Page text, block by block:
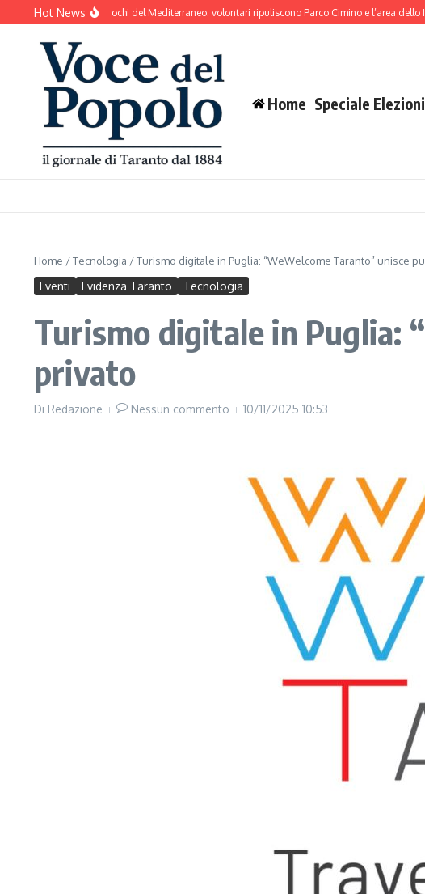
Salta al contenuto
Hot News
si prepara ai Giochi del Mediterraneo: volontari ripuliscono Parco Cimino e l’area dello
Home Speciale
Home /Tecnologia /Turismo digitale in Puglia: “WeWelcome Taranto” unisce
Eventi Evidenza Taranto Tecnologia
Turismo digitale in Puglia:
privato
Di Redazione Nessun commento 10/11/2025 10:53